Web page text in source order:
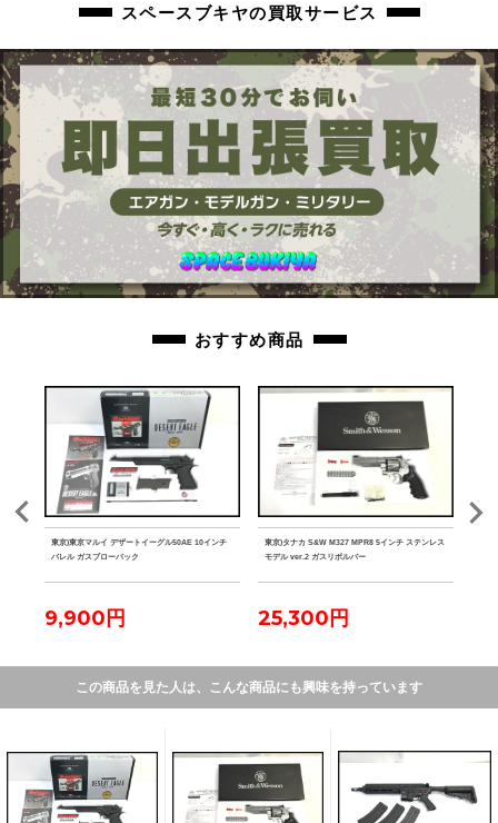
スペースブキヤの買取サービス
おすすめ商品
東京)東京マルイ デザートイーグル50AE 10インチ
バレル ガスブローバック
9,900円
東京)タナカ S&W M327 MPR8 5インチ ステンレス
モデル ver.2 ガスリボルバー
25,300円
この商品を見た人は、こんな商品にも興味を持っています